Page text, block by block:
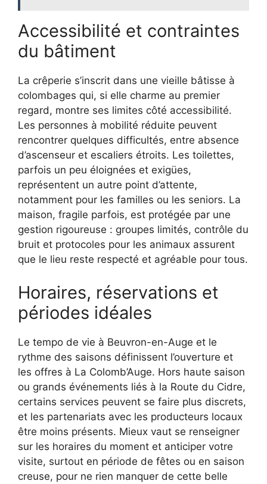
Accessibilité et contraintes
du bâtiment
La crêperie s’inscrit dans une vieille bâtisse à
colombages qui, si elle charme au premier
regard, montre ses limites côté accessibilité.
Les personnes à mobilité réduite peuvent
rencontrer quelques difficultés, entre absence
d’ascenseur et escaliers étroits. Les toilettes,
parfois un peu éloignées et exigües,
représentent un autre point d’attente,
notamment pour les familles ou les seniors. La
maison, fragile parfois, est protégée par une
gestion rigoureuse : groupes limités, contrôle du
bruit et protocoles pour les animaux assurent
que le lieu reste respecté et agréable pour tous.
Horaires, réservations et
périodes idéales
Le tempo de vie à Beuvron-en-Auge et le
rythme des saisons définissent l’ouverture et
les offres à La Colomb’Auge. Hors haute saison
ou grands événements liés à la Route du Cidre,
certains services peuvent se faire plus discrets,
et les partenariats avec les producteurs locaux
être moins présents. Mieux vaut se renseigner
sur les horaires du moment et anticiper votre
visite, surtout en période de fêtes ou en saison
creuse, pour ne rien manquer de cette belle